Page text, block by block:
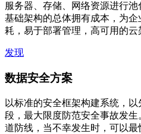
服务器、存储、网络资源进行
基础架构的总体拥有成本，为
耗，易于部署管理，高可用的云
发现
数据安全方案
以标准的安全框架构建系统，
段，最大限度防范安全事故发
道防线，当不幸发生时，可以